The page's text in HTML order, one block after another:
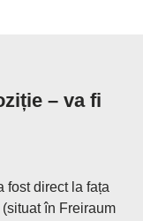
– va fi
fost direct la fața
în Freiraum